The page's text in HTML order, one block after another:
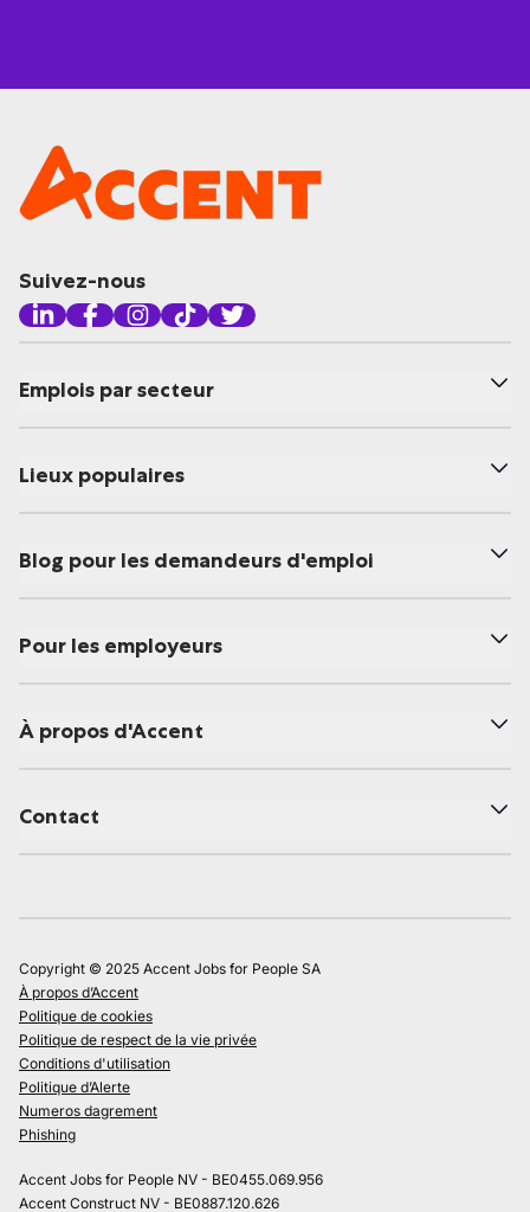
Suivez-nous
Emplois par secteur
Lieux populaires
Blog pour les demandeurs d'emploi
Pour les employeurs
À propos d'Accent
Contact
Copyright © 2025 Accent Jobs for People SA
À propos d’Accent
Politique de cookies
Politique de respect de la vie privée
Conditions d'utilisation
Politique d’Alerte
Numeros dagrement
Phishing
Accent Jobs for People NV - BE0455.069.956
Accent Construct NV - BE0887.120.626